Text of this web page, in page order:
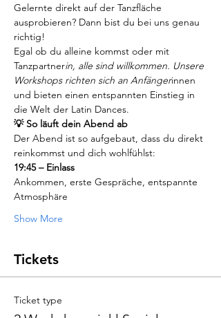
Gelernte direkt auf der Tanzfläche
ausprobieren? Dann bist du bei uns genau
richtig!
Egal ob du alleine kommst oder mit
Tanzpartnerin, alle sind willkommen. Unsere
Workshops richten sich an Anfängerinnen
und bieten einen entspannten Einstieg in
die Welt der Latin Dances.
💡 So läuft dein Abend ab
Der Abend ist so aufgebaut, dass du direkt
reinkommst und dich wohlfühlst:
19:45 – Einlass
Ankommen, erste Gespräche, entspannte
Atmosphäre
Show More
Tickets
Ticket type